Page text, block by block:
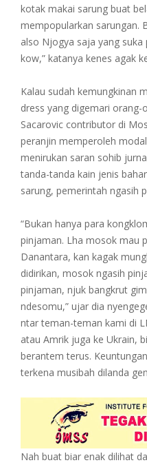
kotak makai sarung buat
mempopularkan sarungan.
also Njogya saja yang suka
kow,” katanya kenes agak
Kalau sudah kemungkinan
dress yang digemari
Sacarovic contributor di
peranjin memperoleh
menirukan saran sohib
tanda-tanda kain jenis
sarung, pemerintah ngasih
“Bukan hanya para
pinjaman. Lha mosok mau
Danantara, kan kagak
didirikan, mosok ngasih
pinjaman, njuk bangkrut
ndesomu,” ujar dia
ntar teman-teman kami di
atau Amrik juga ke Ukrain,
berantem terus.
terkena musibah dilanda
Nah buat biar enak dilihat